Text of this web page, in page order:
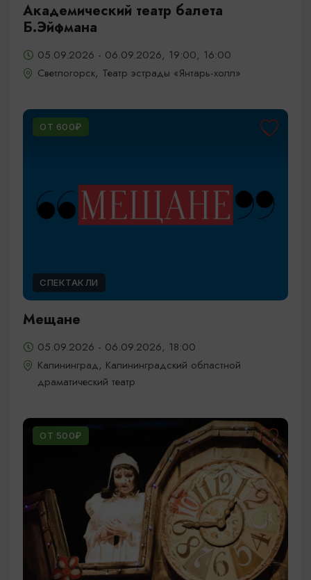
Академический театр балета
Б.Эйфмана
05.09.2026 - 06.09.2026, 19:00, 16:00
Светлогорск, Театр эстрады «Янтарь-холл»
ОТ 600₽
СПЕКТАКЛИ
Мещане
05.09.2026 - 06.09.2026, 18:00
Калининград, Калининградский областной
драматический театр
ОТ 500₽